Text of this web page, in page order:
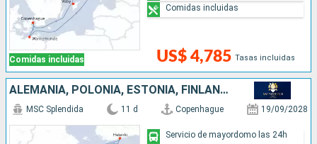
Comidas incluidas US$ 4,785 Tasas incluidas
Comidas incluidas
ALEMANIA, POLONIA, ESTONIA, FINLANDIA, SUECIA, DINAMARCA
MSC Splendida 11 d Copenhague 19/09/2028
Servicio de mayordomo las 24h